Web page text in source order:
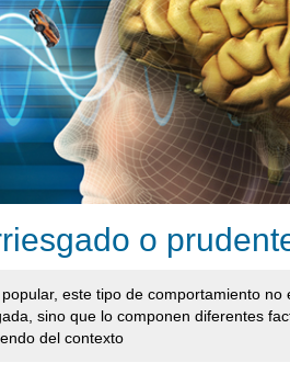
o
este tipo de comportamiento
sino que lo componen diferentes
del contexto